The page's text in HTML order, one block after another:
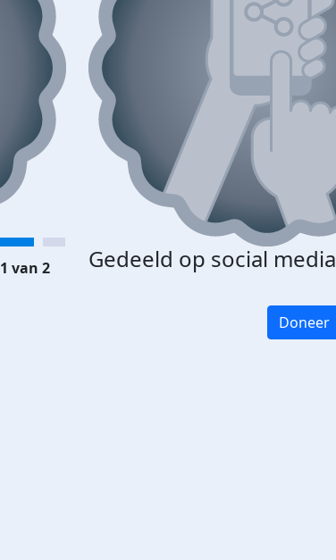
Gedeeld op social media
1 van 2
Doneer